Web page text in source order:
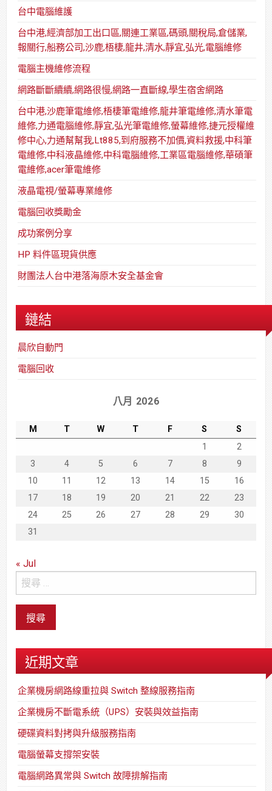
台中電腦維護
台中港,經濟部加工出口區,關連工業區,碼頭,關稅局,倉儲業,
報關行,船務公司,沙鹿,梧棲,龍井,清水,靜宜,弘光,電腦維修
電腦主機維修流程
網路斷斷續續,網路很慢,網路一直斷線,學生宿舍網路
台中港,沙鹿筆電維修,梧棲筆電維修,龍井筆電維修,清水筆電
維修,力通電腦維修,靜宜,弘光筆電維修,螢幕維修,捷元授權維
修中心,力通幫幫我,Lt885,到府服務不加價,資料救援,中科筆
電維修,中科液晶維修,中科電腦維修,工業區電腦維修,華碩筆
電維修,acer筆電維修
液晶電視/螢幕專業維修
電腦回收獎勵金
成功案例分享
HP 料件區現貨供應
財團法人台中港落海原木安全基金會
鏈結
晨欣自動門
電腦回收
八月 2026
M T W T F S
S
1
2
3
4 5 6 7 8
9
10
11 12 13 14 15
16
17
18 19 20 21 22
23
24
25 26 27 28 29
30
31
« Jul
近期文章
企業機房網路線重拉與 Switch 整線服務指南
企業機房不斷電系統（UPS）安裝與效益指南
硬碟資料對拷與升級服務指南
電腦螢幕支撐架安裝
電腦網路異常與 Switch 故障排解指南